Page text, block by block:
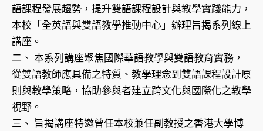
語課程發展趨勢，提升雙語課程設計與教學實踐能力，
本校「全英語與雙語教學推動中心」辦理旨揭系列線上
講座。
二、 本系列講座聚焦國際華語教學與雙語教育實務，
從雙語教師應具備之特質、教學理念到雙語課程設計原
則與教學策略，協助參與者建立跨文化與國際化之教學
視野。
三、 旨揭講座特邀曾任本校兼任副教授之香港大學博